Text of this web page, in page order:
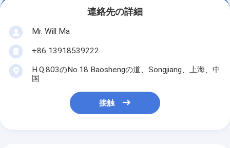
連絡先の詳細
Mr. Will Ma
+86 13918539222
H.Q.803のNo.18 Baoshengの道、Songjiang、上海、中
国
接触